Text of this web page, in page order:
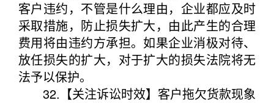
客户违约，不管是什么理由，企业都应及时
采取措施，防止损失扩大，由此产生的合理
费用将由违约方承担。如果企业消极对待、
放任损失的扩大，对于扩大的损失法院将无
法予以保护。
32.【关注诉讼时效】客户拖欠货款现象